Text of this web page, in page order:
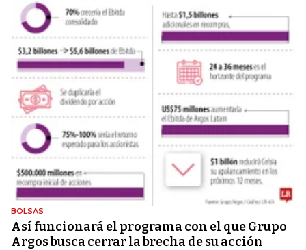
BOLSAS
Así funcionará el programa con el que Grupo
Argos busca cerrar la brecha de su acción